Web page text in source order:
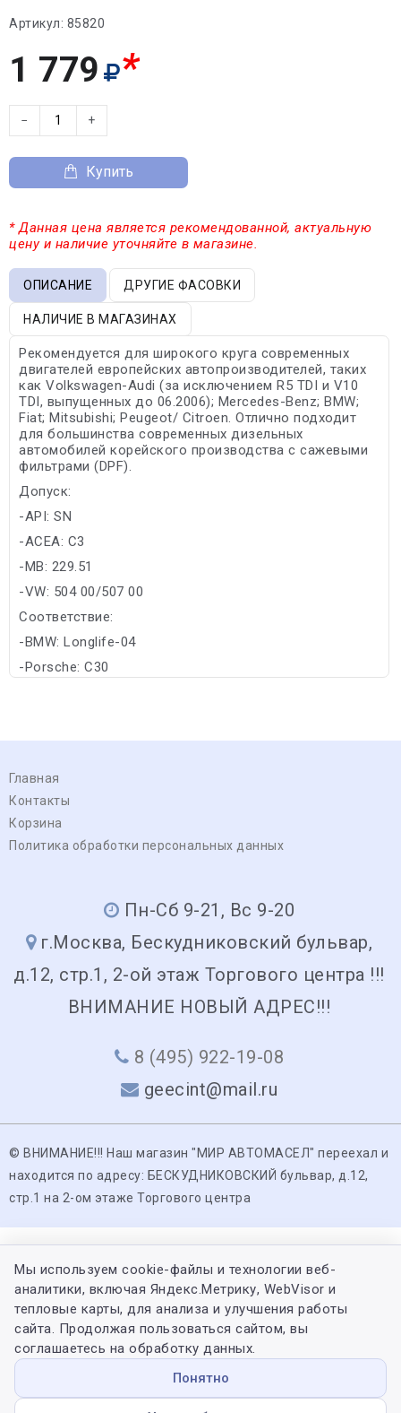
Артикул: 85820
1 779 *
− +
Купить
* Данная цена является рекомендованной, актуальную
цену и наличие уточняйте в магазине.
ОПИСАНИЕ ДРУГИЕ ФАСОВКИ
НАЛИЧИЕ В МАГАЗИНАХ
Рекомендуется для широкого круга современных
двигателей европейских автопроизводителей, таких
как Volkswagen-Audi (за исключением R5 TDI и V10
TDI, выпущенных до 06.2006); Mercedes-Benz; BMW;
Fiat; Mitsubishi; Peugeot/ Citroen. Отлично подходит
для большинства современных дизельных
автомобилей корейского производства с сажевыми
фильтрами (DPF).
Допуск:
-API: SN
-ACEA: C3
-MB: 229.51
-VW: 504 00/507 00
Соответствие:
-BMW: Longlife-04
-Porsche: C30
Главная
Контакты
Корзина
Политика обработки персональных данных
Пн-Сб 9-21, Вс 9-20
г.Москва, Бескудниковский бульвар,
д.12, стр.1, 2-ой этаж Торгового центра !!!
ВНИМАНИЕ НОВЫЙ АДРЕС!!!
8 (495) 922-19-08
geecint@mail.ru
© ВНИМАНИЕ!!! Наш магазин "МИР АВТОМАСЕЛ" переехал и
находится по адресу: БЕСКУДНИКОВСКИЙ бульвар, д.12,
стр.1 на 2-ом этаже Торгового центра
Мы используем cookie-файлы и технологии веб-
аналитики, включая Яндекс.Метрику, WebVisor и
тепловые карты, для анализа и улучшения работы
сайта. Продолжая пользоваться сайтом, вы
соглашаетесь на обработку данных.
Понятно